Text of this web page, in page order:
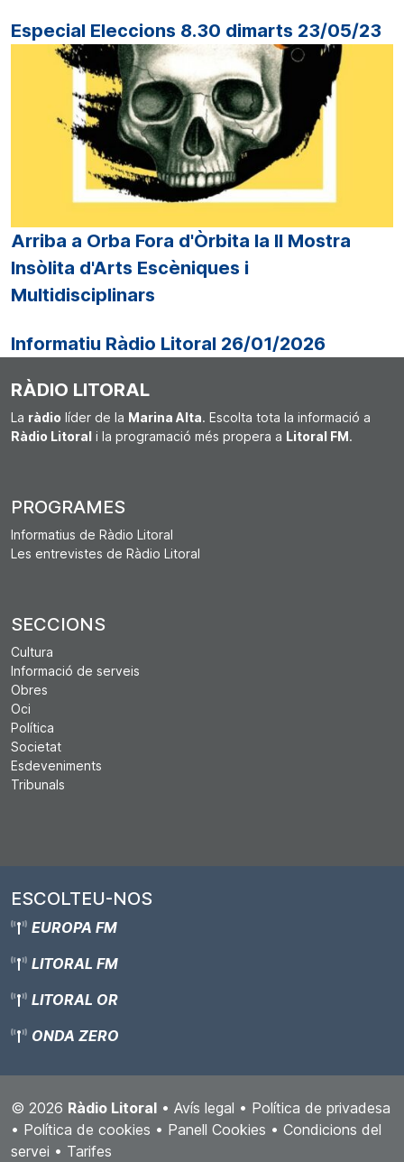
Especial Eleccions 8.30 dimarts 23/05/23
Arriba a Orba Fora d'Òrbita la II Mostra
Insòlita d'Arts Escèniques i
Multidisciplinars
Informatiu Ràdio Litoral 26/01/2026
RÀDIO LITORAL
La ràdio líder de la Marina Alta. Escolta tota la informació a
Ràdio Litoral i la programació més propera a Litoral FM.
PROGRAMES
Informatius de Ràdio Litoral
Les entrevistes de Ràdio Litoral
SECCIONS
Cultura
Informació de serveis
Obres
Oci
Política
Societat
Esdeveniments
Tribunals
ESCOLTEU-NOS
EUROPA FM
LITORAL FM
LITORAL OR
ONDA ZERO
© 2026 Ràdio Litoral • Avís legal • Política de privadesa
• Política de cookies • Panell Cookies • Condicions del
servei • Tarifes